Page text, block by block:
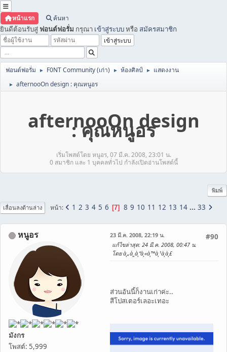
หน้าแรก ค้นหา
ยินดีต้อนรับสู่ ฟอนต์ฟอรั่ม กรุณา เข้าสู่ระบบหรือ สมัครสมาชิก
ฟอนต์ฟอรั่ม ► F0NT Community (เก่า) ► ห้องศิลป์ ► แสดงงาน
► afternooOn design : คุณหนูอร
afternooOn design
: คุณหนูอร
เริ่มโพสต์โดย หนูอร, 07 มี.ค. 2008, 23:01 น.
0 สมาชิก และ 1 บุคคลทั่วไป กำลังเปิดอ่านโพสต์นี้
พิมพ์
เลื่อนลงด้านล่าง หน้า 1 2 3 4 5 6 7 8 9 10 11 12 13 14 ... 33
หนูอร
มังกร
โพสต์: 5,999
#90
23 มี.ค. 2008, 22:19 น.
แก้ไขล่าสุด: 24 มี.ค. 2008, 00:47 น.
โดย à¸„à¸¸à¸“à¸«à¸™à¸¹à¸­à¸£
ส่วนอันนี้ก็งานเก่าค่ะ..
สีโปสเตอร์เลอะเทอะ